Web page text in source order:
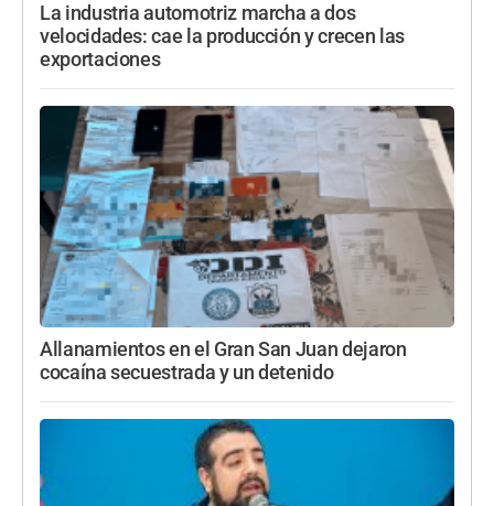
La industria automotriz marcha a dos
velocidades: cae la producción y crecen las
exportaciones
Allanamientos en el Gran San Juan dejaron
cocaína secuestrada y un detenido